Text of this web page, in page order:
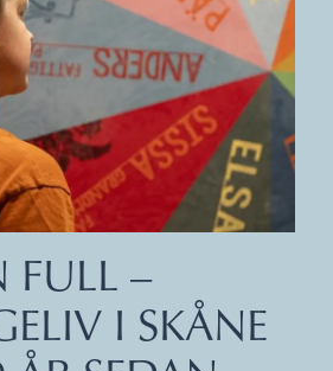
FULL –
I SKÅNE